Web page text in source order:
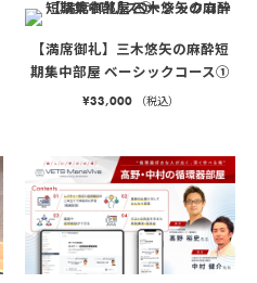
【満席御礼】三木悠矢の麻酔短
期集中部屋 ベーシックコース①
¥33,000 （税込）